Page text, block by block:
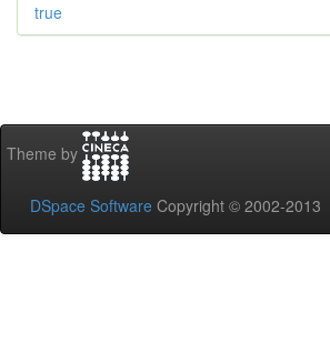
true
Theme by
DSpace Software Copyright © 2002-2013